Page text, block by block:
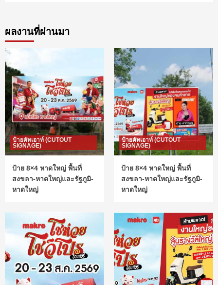
ผลงานที่ผ่านมา
ป้ายคัทเอาท์ (CUTOUT
SIGNAGE)
ป้าย 8×4 หาดใหญ่ พื้นที่
สงขลา-หาดใหญ่และรัฐภูมิ-
หาดใหญ่
ป้ายคัทเอาท์ (CUTOUT
SIGNAGE)
ป้าย 8×4 หาดใหญ่ พื้นที่
สงขลา-หาดใหญ่และรัฐภูมิ-
หาดใหญ่